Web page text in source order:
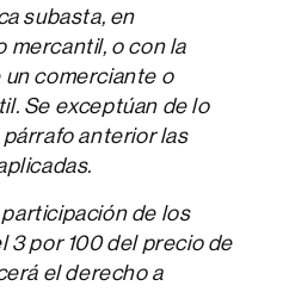
subasta, en
mercantil, o con la
comerciante o
Se exceptúan de lo
anterior las
de los
3 por 100 del precio de
el derecho a